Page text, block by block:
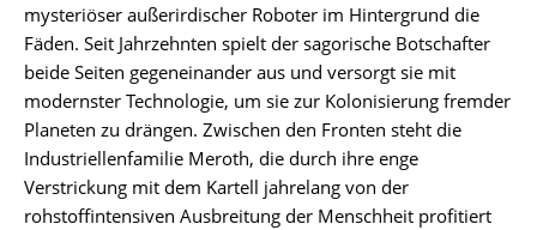
mysteriöser außerirdischer Roboter im Hintergrund die
Fäden. Seit Jahrzehnten spielt der sagorische Botschafter
beide Seiten gegeneinander aus und versorgt sie mit
modernster Technologie, um sie zur Kolonisierung fremder
Planeten zu drängen. Zwischen den Fronten steht die
Industriellenfamilie Meroth, die durch ihre enge
Verstrickung mit dem Kartell jahrelang von der
rohstoffintensiven Ausbreitung der Menschheit profitiert